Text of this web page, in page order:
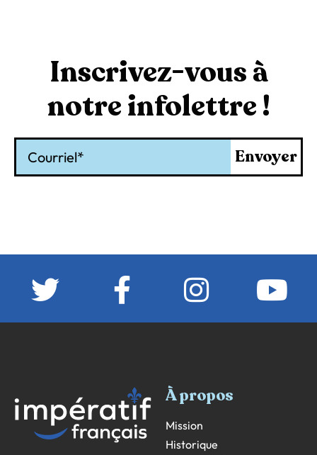
Inscrivez-vous à
notre infolettre !
Envoyer
À propos
Mission
Historique